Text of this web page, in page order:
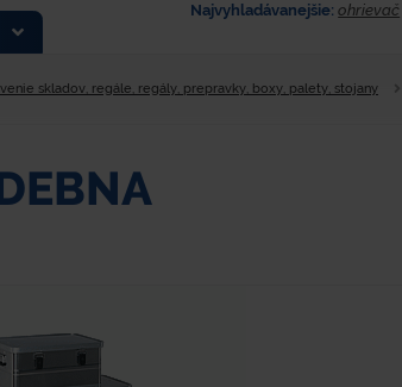
Najvyhladávanejšie:ohrievač
skladov, regále, regály, prepravky, boxy, palety, stojany